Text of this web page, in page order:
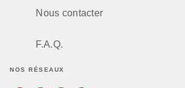
Nous contacter
F.A.Q.
NOS RÉSEAUX